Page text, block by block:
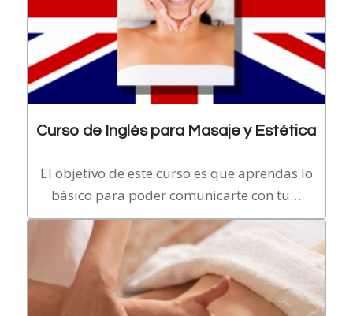
Curso de Inglés para Masaje y Estética
El objetivo de este curso es que aprendas lo
básico para poder comunicarte con tu…